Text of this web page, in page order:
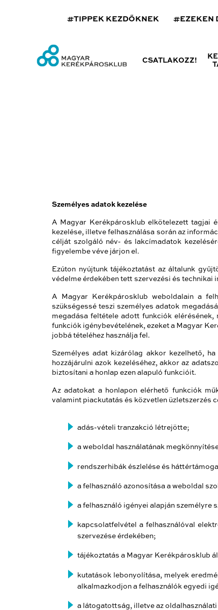
#TIPPEK KEZDŐKNEK #EZEKEN
CSATLAKOZZ!
Személyes adatok kezelése
A Magyar Kerékpárosklub elkötelezett tagjai
kezelése, illetve felhasználása során az
célját szolgáló név- és lakcímadatok
figyelembe véve járjon el.
Ezúton nyújtunk tájékoztatást az általunk
védelme érdekében tett szervezési és
A Magyar Kerékpárosklub weboldalain a
szükségessé teszi személyes adatok
megadása feltétele adott funkciók
funkciók igénybevételének, ezeket a Magyar
jobbá tételéhez használja fel.
Személyes adat kizárólag akkor kezelhető,
hozzájárulni azok kezeléséhez, akkor az
biztosítani a honlap ezen alapuló funkcióit.
Az adatokat a honlapon elérhető funkciók
valamint piackutatás és közvetlen üzletszerzés
adás-vételi tranzakció létrejötte;
a weboldal használatának
rendszerhibák észlelése és
a felhasználó azonosítása a weboldal
a felhasználó igényei alapján személyre
kapcsolatfelvétel a felhasználóval
szervezése érdekében;
tájékoztatás a Magyar Kerékpárosklub
kutatások lebonyolítása, melyek
alkalmazkodjon a felhasználók egyedi
a látogatottság, illetve az